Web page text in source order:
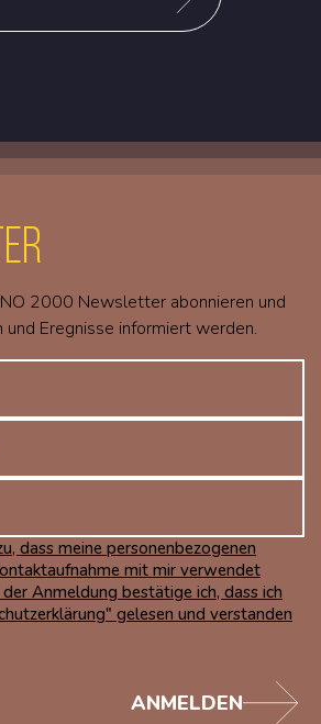
2000 Newsletter abonnieren und
und Eregnisse informiert werden.
dass meine personenbezogenen
mit mir verwendet
Anmeldung bestätige ich, dass ich
gelesen und verstanden
ANMELDEN